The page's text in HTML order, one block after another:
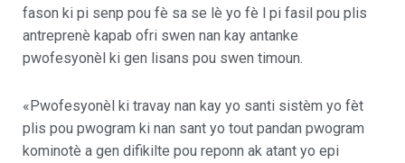
fason ki pi senp pou fè sa se lè yo fè l pi fasil pou plis
antreprenè kapab ofri swen nan kay antanke
pwofesyonèl ki gen lisans pou swen timoun.
«Pwofesyonèl ki travay nan kay yo santi sistèm yo fèt
plis pou pwogram ki nan sant yo tout pandan pwogram
kominotè a gen difikilte pou reponn ak atant yo epi